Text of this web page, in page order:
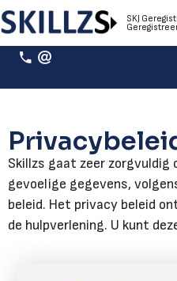
SKJ
Skillzs gaat zeer zorgvuldig
gevoelige gegevens,
beleid. Het privacy beleid
de hulpverlening. U kunt